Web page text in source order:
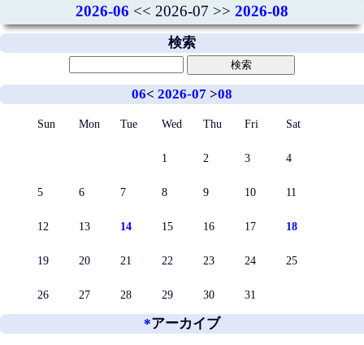
2026-06 << 2026-07 >> 2026-08
検索
06< 2026-07 >08
Sun Mon Tue Wed Thu Fri Sat
1 2 3 4
5 6 7 8 9 10 11
12 13 14 15 16 17 18
19 20 21 22 23 24 25
26 27 28 29 30 31
*アーカイブ